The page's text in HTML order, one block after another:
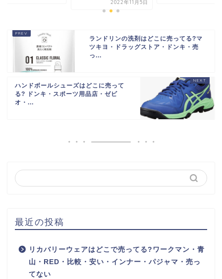
ランドリンの洗剤はどこに売ってる?マ
ツキヨ・ドラッグストア・ドンキ・売
っ...
ハンドボールシューズはどこに売って
る? ドンキ・スポーツ用品店・ゼビ
オ・...
最近の投稿
リカバリーウェアはどこで売ってる?ワークマン・青
山・RED・比較・安い・インナー・パジャマ・売っ
てない